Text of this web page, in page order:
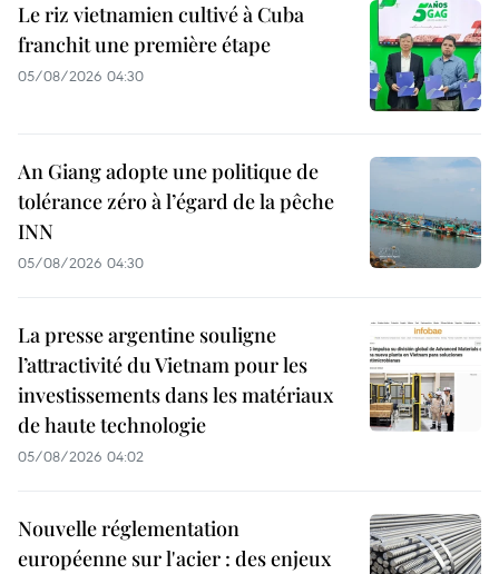
Le riz vietnamien cultivé à Cuba
franchit une première étape
05/08/2026 04:30
An Giang adopte une politique de
tolérance zéro à l’égard de la pêche
INN
05/08/2026 04:30
La presse argentine souligne
l’attractivité du Vietnam pour les
investissements dans les matériaux
de haute technologie
05/08/2026 04:02
Nouvelle réglementation
européenne sur l'acier : des enjeux